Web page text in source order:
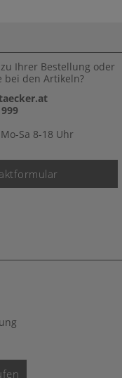
Ihrer Bestellung oder
bei den Artikeln?
Sa 8-18 Uhr